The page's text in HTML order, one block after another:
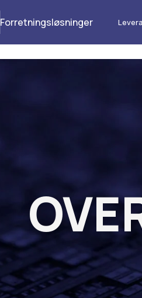
Forretningsløsninger